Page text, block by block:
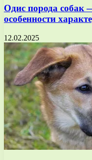
Одис порода собак
особенности
12.02.2025